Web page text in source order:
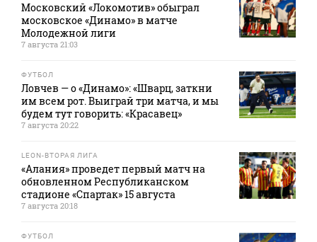
Московский «Локомотив» обыграл
московское «Динамо» в матче
Молодежной лиги
7 августа 21:03
ФУТБОЛ
Ловчев — о «Динамо»: «Шварц, заткни
им всем рот. Выиграй три матча, и мы
будем тут говорить: «Красавец»
7 августа 20:22
LEON-ВТОРАЯ ЛИГА
«Алания» проведет первый матч на
обновленном Республиканском
стадионе «Спартак» 15 августа
7 августа 20:18
ФУТБОЛ